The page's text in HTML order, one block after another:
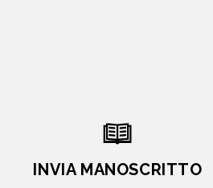
INVIA MANOSCRITTO